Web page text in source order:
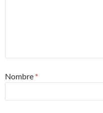
Nombre *